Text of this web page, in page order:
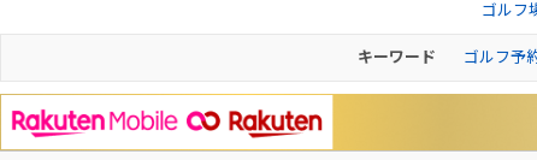
ゴルフ
キーワード ゴルフ予